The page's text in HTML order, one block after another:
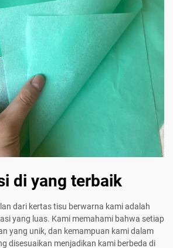
di yang terbaik
dari kertas tisu berwarna kami adalah
yang luas. Kami memahami bahwa setiap
yang unik, dan kemampuan kami dalam
disesuaikan menjadikan kami berbeda di